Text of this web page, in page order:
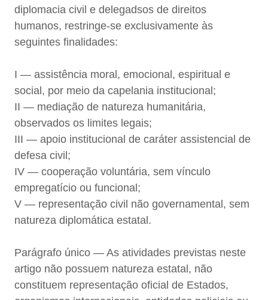
diplomacia civil e delegadsos de direitos
humanos, restringe-se exclusivamente às
seguintes finalidades:
I — assistência moral, emocional, espiritual e
social, por meio da capelania institucional;
II — mediação de natureza humanitária,
observados os limites legais;
III — apoio institucional de caráter assistencial de
defesa civil;
IV — cooperação voluntária, sem vínculo
empregatício ou funcional;
V — representação civil não governamental, sem
natureza diplomática estatal.
Parágrafo único — As atividades previstas neste
artigo não possuem natureza estatal, não
constituem representação oficial de Estados,